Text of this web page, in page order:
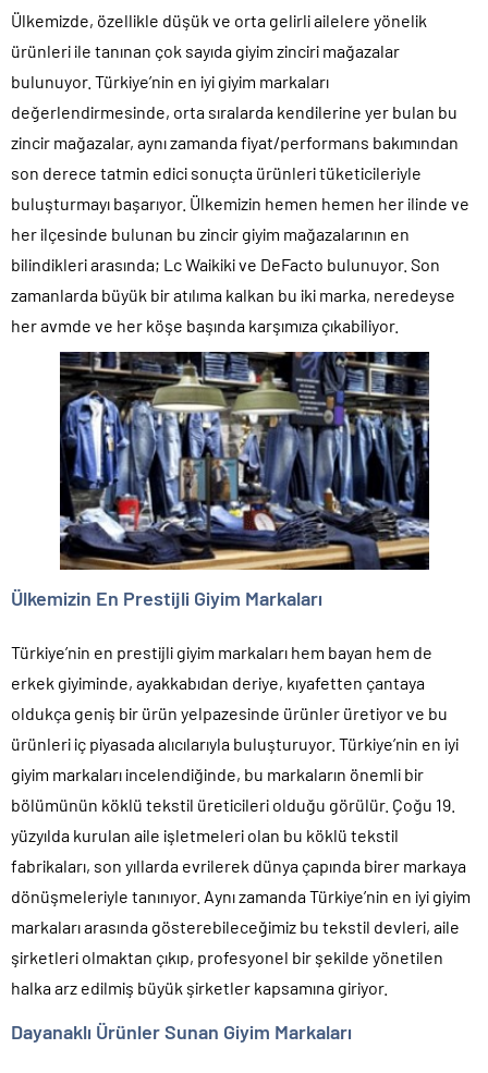
Ülkemizde, özellikle düşük ve orta gelirli ailelere yönelik
ürünleri ile tanınan çok sayıda giyim zinciri mağazalar
bulunuyor. Türkiye’nin en iyi giyim markaları
değerlendirmesinde, orta sıralarda kendilerine yer bulan bu
zincir mağazalar, aynı zamanda fiyat/performans bakımından
son derece tatmin edici sonuçta ürünleri tüketicileriyle
buluşturmayı başarıyor. Ülkemizin hemen hemen her ilinde ve
her ilçesinde bulunan bu zincir giyim mağazalarının en
bilindikleri arasında; Lc Waikiki ve DeFacto bulunuyor. Son
zamanlarda büyük bir atılıma kalkan bu iki marka, neredeyse
her avmde ve her köşe başında karşımıza çıkabiliyor.
Ülkemizin En Prestijli Giyim Markaları
Türkiye’nin en prestijli giyim markaları hem bayan hem de
erkek giyiminde, ayakkabıdan deriye, kıyafetten çantaya
oldukça geniş bir ürün yelpazesinde ürünler üretiyor ve bu
ürünleri iç piyasada alıcılarıyla buluşturuyor. Türkiye’nin en iyi
giyim markaları incelendiğinde, bu markaların önemli bir
bölümünün köklü tekstil üreticileri olduğu görülür. Çoğu 19.
yüzyılda kurulan aile işletmeleri olan bu köklü tekstil
fabrikaları, son yıllarda evrilerek dünya çapında birer markaya
dönüşmeleriyle tanınıyor. Aynı zamanda Türkiye’nin en iyi giyim
markaları arasında gösterebileceğimiz bu tekstil devleri, aile
şirketleri olmaktan çıkıp, profesyonel bir şekilde yönetilen
halka arz edilmiş büyük şirketler kapsamına giriyor.
Dayanaklı Ürünler Sunan Giyim Markaları